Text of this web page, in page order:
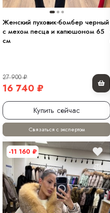
Женский пуховик-бомбер черный
с мехом песца и капюшоном 65
см
27 900₽
16 740 ₽
Купить сейчас
Связаться с экспертом
-11 160 ₽